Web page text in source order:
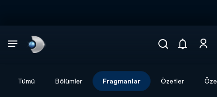
Tümü Bölümler Fragmanlar Özetler